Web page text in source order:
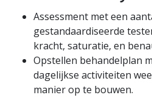
Assessment met een
gestandaardiseerde
kracht, saturatie, en
Opstellen behandelplan
dagelijkse activiteiten
manier op te bouwen.